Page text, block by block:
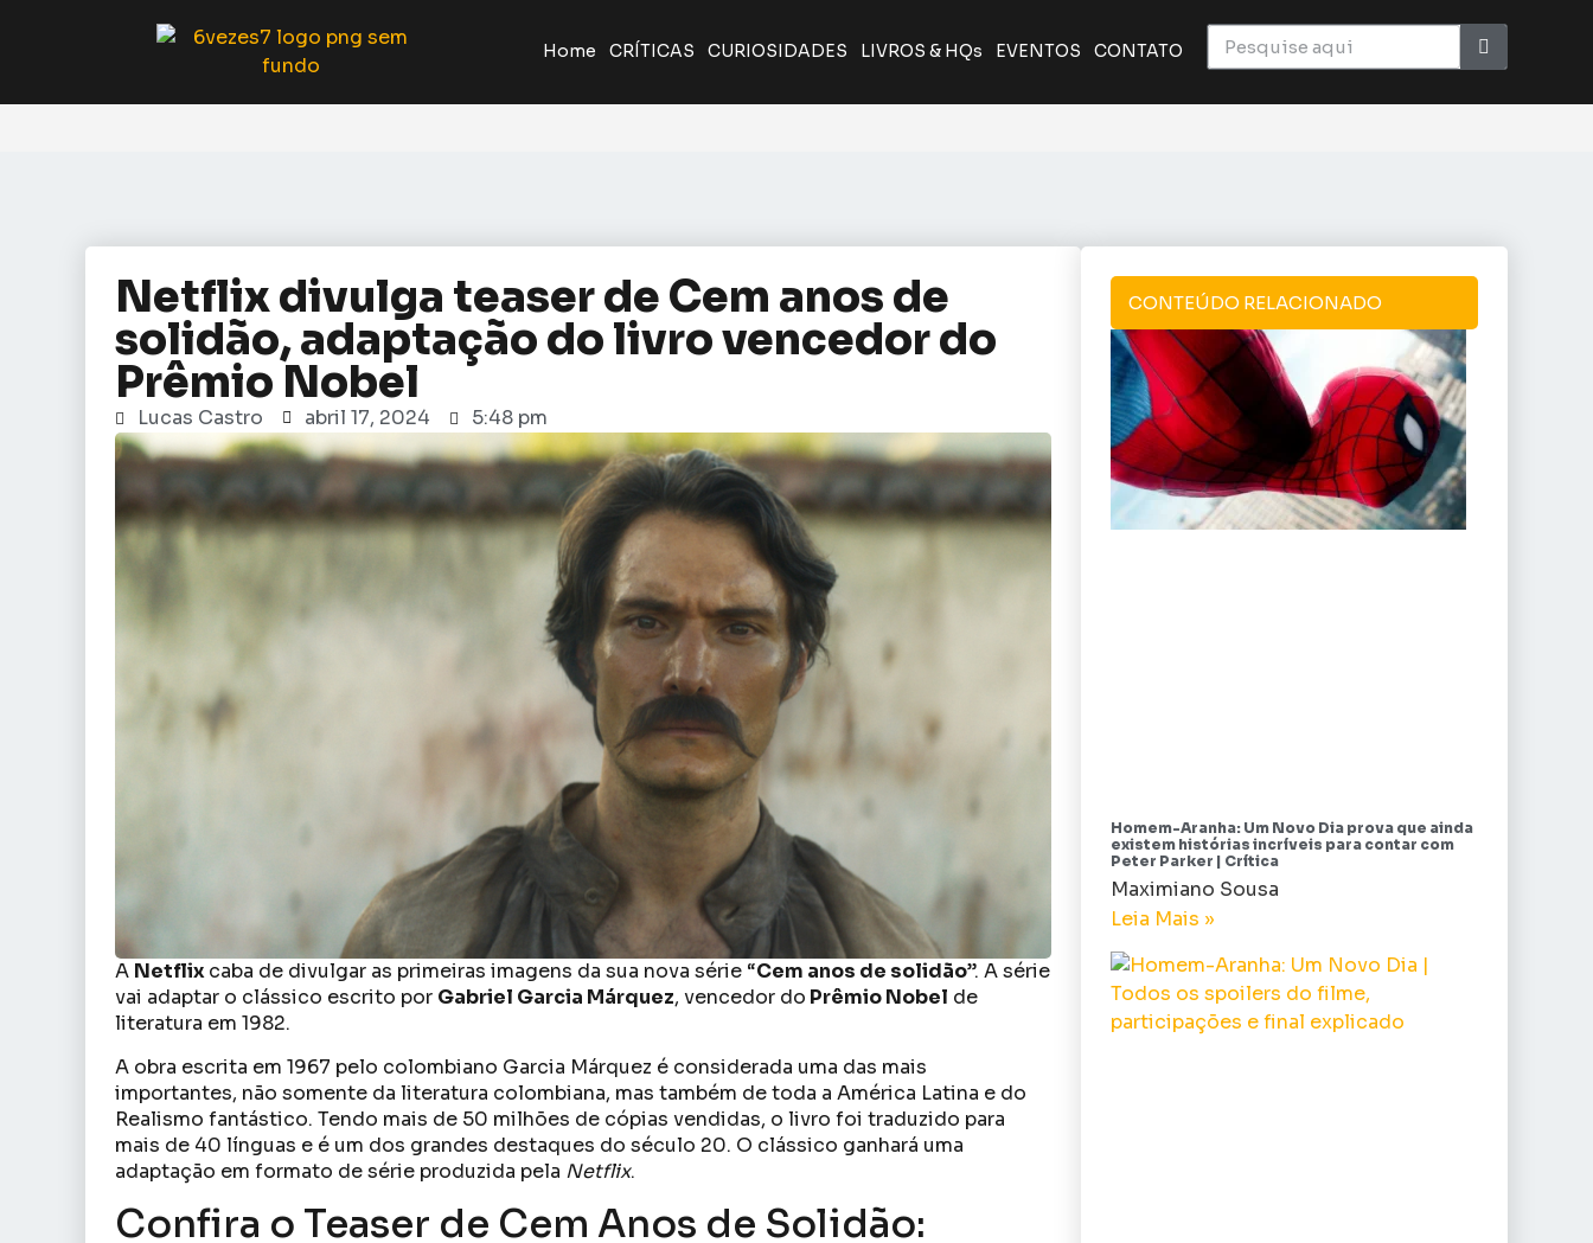
Home CRÍTICAS CURIOSIDADES LIVROS & HQs EVENTOS CONTATO
Netflix divulga teaser de Cem anos de
solidão, adaptação do livro vencedor do
Prêmio Nobel
Lucas Castro abril 17, 2024 5:48 pm
A Netflixcaba de divulgar as primeiras imagens da sua nova série “Cem anos de solidão”. A série
vai adaptar o clássico escrito por Gabriel Garcia Márquez, vencedor do Prêmio Nobel de
literatura em 1982.
A obra escrita em 1967 pelo colombiano Garcia Márquez é considerada uma das mais
importantes, não somente da literatura colombiana, mas também de toda a América Latina e do
Realismo fantástico. Tendo mais de 50 milhões de cópias vendidas, o livro foi traduzido para
mais de 40 línguas e é um dos grandes destaques do século 20. O clássico ganhará uma
adaptação em formato de série produzida pela Netflix.
Confira o Teaser de Cem Anos de Solidão:
CONTEÚDO RELACIONADO
Homem-Aranha: Um Novo Dia prova que ainda
existem histórias incríveis para contar com
Peter Parker | Crítica
Maximiano Sousa
Leia Mais »